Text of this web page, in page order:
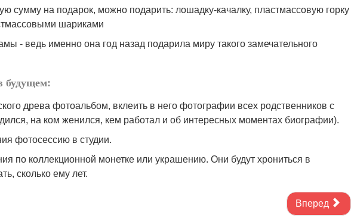
сумму на подарок, можно подарить: лошадку-качалку, пластмассовую горку
шариками
- ведь именно она год назад подарила миру такого замечательного
будущем:
древа фотоальбом, вклеить в него фотографии всех родственников с
на ком женился, кем работал и об интересных моментах биографии).
фотосессию в студии.
по коллекционной монетке или украшению. Они будут хрониться в
сколько ему лет.
Вперед